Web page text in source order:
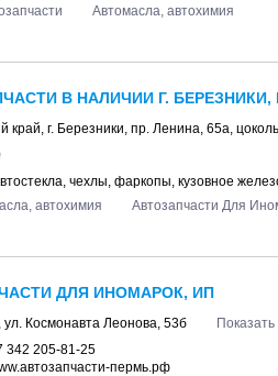
Автомасла, автохимия
В НАЛИЧИИ Г. БЕРЕЗНИКИ,
край, г. Березники, пр. Ленина, 65а,
чехлы, фаркопы, кузовное
автохимия
Автозапчасти Для
ДЛЯ ИНОМАРОК, ИП
, ул. Космонавта Леонова, 53б
342 205-81-25
пермь.рф